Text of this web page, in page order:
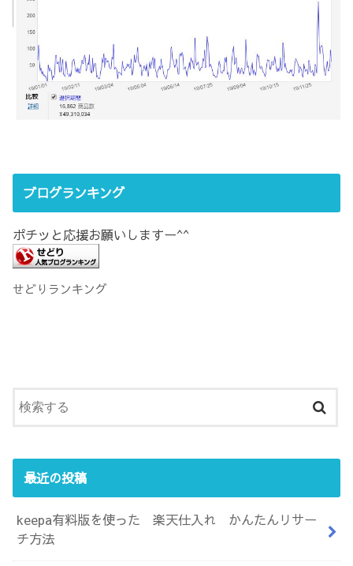
ブログランキング
ポチッと応援お願いしますー^^
せどりランキング
最近の投稿
keepa有料版を使った 楽天仕入れ かんたんリサー
チ方法